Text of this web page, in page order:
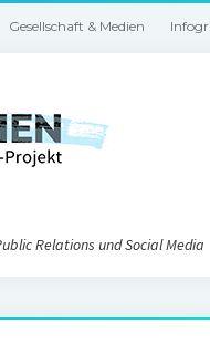
Gesellschaft & Medien
Relations und Social Media